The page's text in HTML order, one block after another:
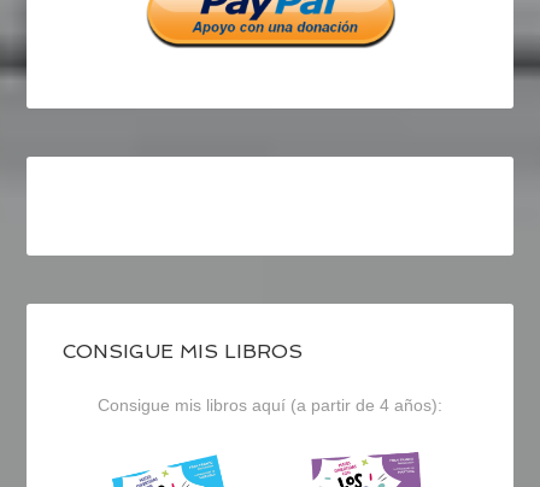
CONSIGUE MIS LIBROS
Consigue mis libros aquí (a partir de 4 años):